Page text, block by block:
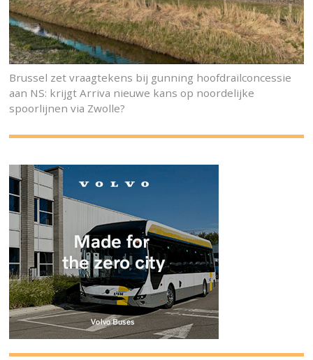
Brussel zet vraagtekens bij gunning hoofdrailconcessie
aan NS: krijgt Arriva nieuwe kans op noordelijke
spoorlijnen via Zwolle?